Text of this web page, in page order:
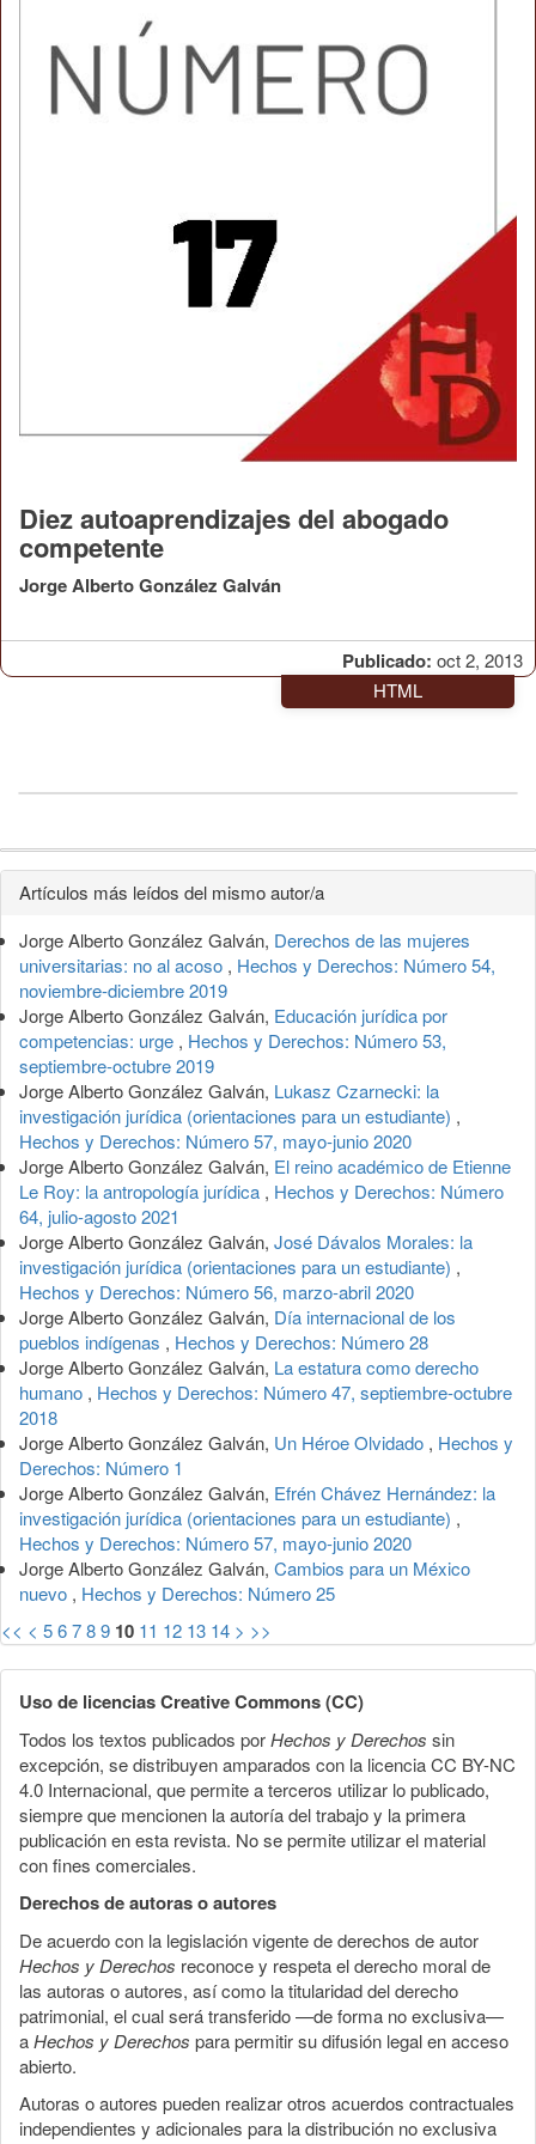
Publicado: oct 2, 2013
Diez autoaprendizajes del abogado
competente
Jorge Alberto González Galván
HTML
Detalles
del
artículo
Artículos más leídos del mismo autor/a
Jorge Alberto González Galván, Derechos de las mujeres
universitarias: no al acoso , Hechos y Derechos: Número 54,
noviembre-diciembre 2019
Jorge Alberto González Galván, Educación jurídica por
competencias: urge , Hechos y Derechos: Número 53,
septiembre-octubre 2019
Jorge Alberto González Galván, Lukasz Czarnecki: la
investigación jurídica (orientaciones para un estudiante) ,
Hechos y Derechos: Número 57, mayo-junio 2020
Jorge Alberto González Galván, El reino académico de Etienne
Le Roy: la antropología jurídica , Hechos y Derechos: Número
64, julio-agosto 2021
Jorge Alberto González Galván, José Dávalos Morales: la
investigación jurídica (orientaciones para un estudiante) ,
Hechos y Derechos: Número 56, marzo-abril 2020
Jorge Alberto González Galván, Día internacional de los
pueblos indígenas , Hechos y Derechos: Número 28
Jorge Alberto González Galván, La estatura como derecho
humano , Hechos y Derechos: Número 47, septiembre-octubre
2018
Jorge Alberto González Galván, Un Héroe Olvidado , Hechos y
Derechos: Número 1
Jorge Alberto González Galván, Efrén Chávez Hernández: la
investigación jurídica (orientaciones para un estudiante) ,
Hechos y Derechos: Número 57, mayo-junio 2020
Jorge Alberto González Galván, Cambios para un México
nuevo , Hechos y Derechos: Número 25
<< < 56789 10 11 12 13 14 > >>
Uso de licencias Creative Commons (CC)
Todos los textos publicados porHechos y Derechos sin
excepción, se distribuyen amparados con la licencia CC BY-NC
4.0 Internacional, que permite a terceros utilizar lo publicado,
siempre que mencionen la autoría del trabajo y la primera
publicación en esta revista. No se permite utilizar el material
con fines comerciales.
Derechos de autoras o autores
De acuerdo con la legislación vigente de derechos de autor
Hechos y Derechos reconoce y respeta el derecho moral de
las autoras o autores, así como la titularidad del derecho
patrimonial, el cual será transferido —de forma no exclusiva—
aHechos y Derechos para permitir su difusión legal en acceso
abierto.
Autoras o autores pueden realizar otros acuerdos contractuales
independientes y adicionales para la distribución no exclusiva